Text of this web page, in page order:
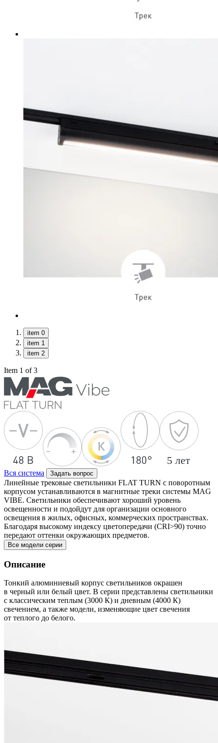
item 0
item 1
item 2
Item 1 of 3
Вся система Задать вопрос
Линейные трековые светильники FLAT TURN с поворотным
корпусом устанавливаются в магнитные треки системы MAG
VIBE. Светильники обеспечивают хороший уровень
освещенности и подойдут для организации основного
освещения в жилых, офисных, коммерческих пространствах.
Благодаря высокому индексу цветопередачи (CRI>90) точно
передают оттенки окружающих предметов.
Все модели серии
Описание
Тонкий алюминиевый корпус светильников окрашен
в черный или белый цвет. В серии представлены светильники
с классическим теплым (3000 К) и дневным (4000 К)
свечением, а также модели, изменяющие цвет свечения
от теплого до белого.